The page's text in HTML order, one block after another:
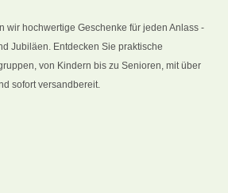
wir hochwertige Geschenke für jeden Anlass -
Jubiläen. Entdecken Sie praktische
von Kindern bis zu Senioren, mit über
sofort versandbereit.